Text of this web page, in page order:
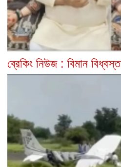
ব্রেকিং নিউজ : বিমান বিধ্বস্ত